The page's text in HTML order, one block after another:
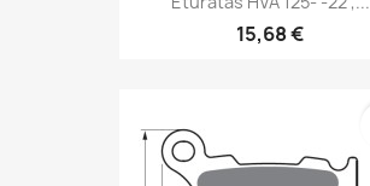
15,68 €